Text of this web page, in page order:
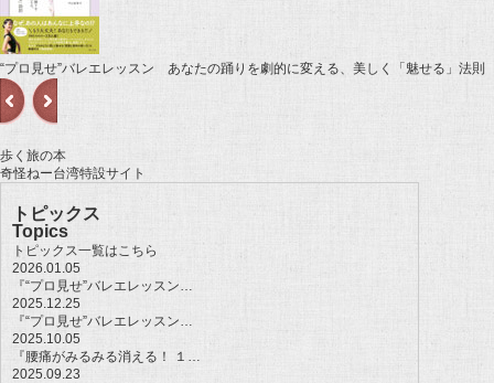
“プロ見せ”バレエレッスン あなたの踊りを劇的に変える、美しく「魅せる」法則
歩く旅の本
奇怪ねー台湾特設サイト
トピックス
Topics
トピックス一覧はこちら
2026.01.05
『“プロ見せ”バレエレッスン…
2025.12.25
『“プロ見せ”バレエレッスン…
2025.10.05
『腰痛がみるみる消える！ １…
2025.09.23